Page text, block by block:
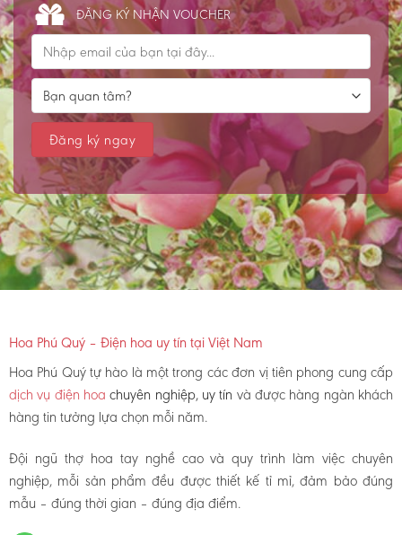
ĐĂNG KÝ NHẬN VOUCHER
Hoa Phú Quý – Điện hoa uy tín tại Việt Nam
Hoa Phú Quý tự hào là một trong các đơn vị tiên phong cung cấp
dịch vụ điện hoachuyên nghiệp, uy tín và được hàng ngàn khách
hàng tin tưởng lựa chọn mỗi năm.
Đội ngũ thợ hoa tay nghề cao và quy trình làm việc chuyên
nghiệp, mỗi sản phẩm đều được thiết kế tỉ mỉ, đảm bảo đúng
mẫu – đúng thời gian – đúng địa điểm.